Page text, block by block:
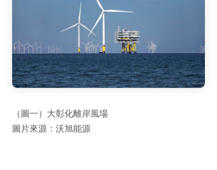
（圖一）大彰化離岸風場
圖片來源：沃旭能源